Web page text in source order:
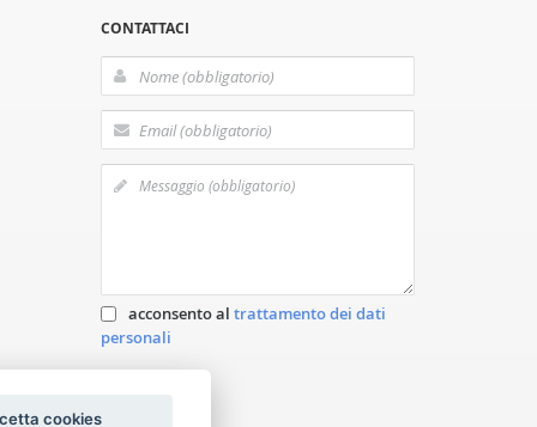
CONTATTACI
acconsento al trattamento dei dati
personali
cookies